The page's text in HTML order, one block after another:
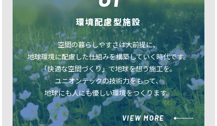
環境配慮型施設
空間の暮らしやすさは大前提に、
地球環境に配慮した仕組みを構築していく時代です。
「快適な空間づくり」で地球を想う施工を。
ユニオンテックの技術力をもって、
地球にも人にも優しい環境をつくります。
VIEW MORE